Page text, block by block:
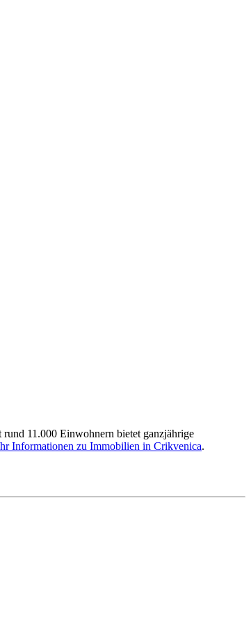
11.000 Einwohnern bietet ganzjährige
Informationen zu Immobilien in Crikvenica.